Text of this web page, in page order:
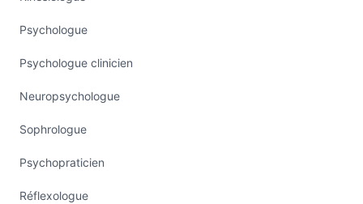
Psychologue
Psychologue clinicien
Neuropsychologue
Sophrologue
Psychopraticien
Réflexologue